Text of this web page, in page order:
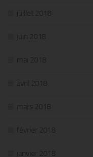
juillet 2018
juin 2018
mai 2018
avril 2018
mars 2018
février 2018
janvier 2018